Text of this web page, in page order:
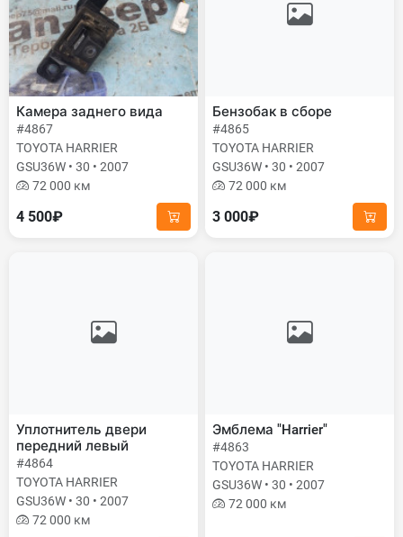
Камера заднего вида
#4867
TOYOTA HARRIER
GSU36W • 30 • 2007
72 000 км
4 500₽
Бензобак в сборе
#4865
TOYOTA HARRIER
GSU36W • 30 • 2007
72 000 км
3 000₽
Уплотнитель двери
передний левый
#4864
TOYOTA HARRIER
GSU36W • 30 • 2007
72 000 км
Эмблема "Harrier"
#4863
TOYOTA HARRIER
GSU36W • 30 • 2007
72 000 км